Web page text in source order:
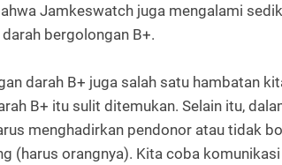
Jamkeswatch juga mengalami
bergolongan B+.
darah B+ juga salah satu hambatan
B+ itu sulit ditemukan. Selain itu,
menghadirkan pendonor atau tidak
(harus orangnya). Kita coba